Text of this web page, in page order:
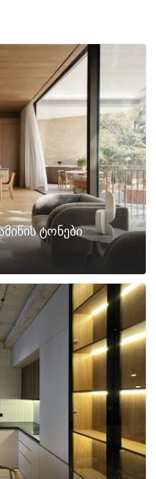
ტონები